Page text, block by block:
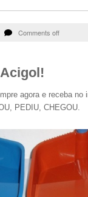
Comments off
agora e receba
PEDIU, CHEGOU.